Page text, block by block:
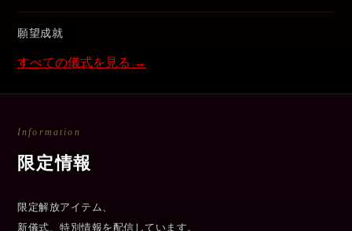
願望成就
すべての儀式を見る →
Information
限定情報
限定解放アイテム、
新儀式、特別情報を配信しています。